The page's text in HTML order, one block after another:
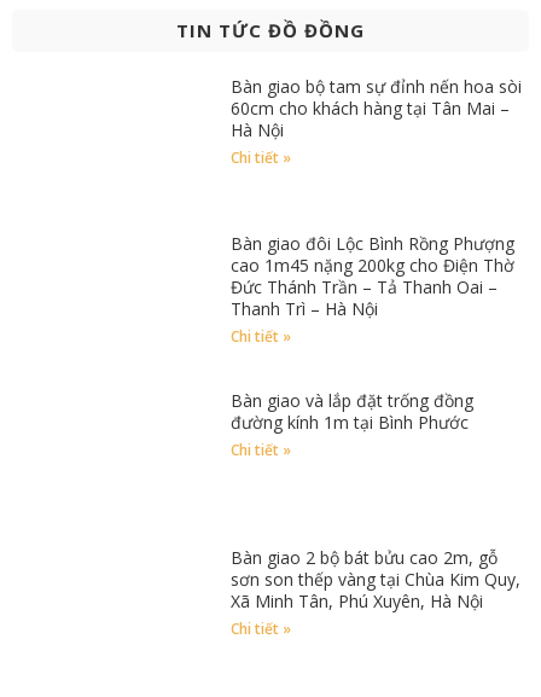
TIN TỨC ĐỒ ĐỒNG
Bàn giao bộ tam sự đỉnh nến hoa sòi
60cm cho khách hàng tại Tân Mai –
Hà Nội
Chi tiết »
Bàn giao đôi Lộc Bình Rồng Phượng
cao 1m45 nặng 200kg cho Điện Thờ
Đức Thánh Trần – Tả Thanh Oai –
Thanh Trì – Hà Nội
Chi tiết »
Bàn giao và lắp đặt trống đồng
đường kính 1m tại Bình Phước
Chi tiết »
Bàn giao 2 bộ bát bửu cao 2m, gỗ
sơn son thếp vàng tại Chùa Kim Quy,
Xã Minh Tân, Phú Xuyên, Hà Nội
Chi tiết »